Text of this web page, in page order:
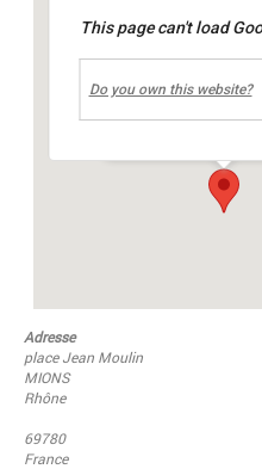
Médiathèque
This page can't load
Do you own this website?
Adresse
place Jean Moulin
MIONS
Rhône
69780
France